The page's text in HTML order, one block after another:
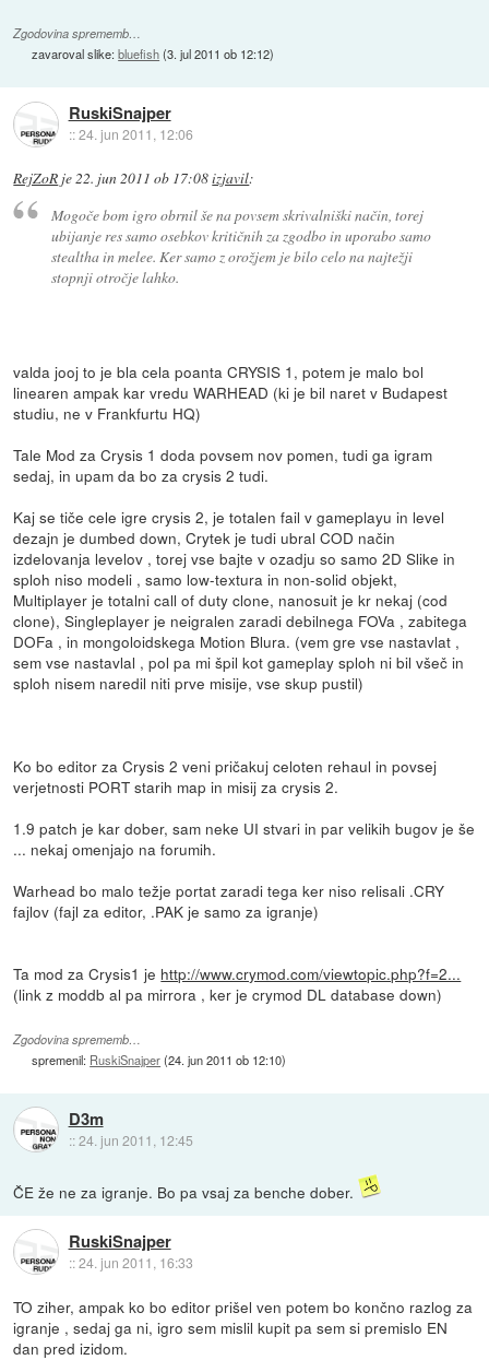
Zgodovina sprememb…
zavaroval slike:bluefish(3. jul 2011 ob 12:12)
RuskiSnajper
::24. jun 2011, 12:06
RejZoR je22. jun 2011 ob 17:08izjavil:
Mogoče bom igro obrnil še na povsem skrivalniški način, torej
ubijanje res samo osebkov kritičnih za zgodbo in uporabo samo
stealtha in melee. Ker samo z orožjem je bilo celo na najtežji
stopnji otročje lahko.
valda jooj to je bla cela poanta CRYSIS 1, potem je malo bol
linearen ampak kar vredu WARHEAD (ki je bil naret v Budapest
studiu, ne v Frankfurtu HQ)
Tale Mod za Crysis 1 doda povsem nov pomen, tudi ga igram
sedaj, in upam da bo za crysis 2 tudi.
Kaj se tiče cele igre crysis 2, je totalen fail v gameplayu in level
dezajn je dumbed down, Crytek je tudi ubral COD način
izdelovanja levelov , torej vse bajte v ozadju so samo 2D Slike in
sploh niso modeli , samo low-textura in non-solid objekt,
Multiplayer je totalni call of duty clone, nanosuit je kr nekaj (cod
clone), Singleplayer je neigralen zaradi debilnega FOVa , zabitega
DOFa , in mongoloidskega Motion Blura. (vem gre vse nastavlat ,
sem vse nastavlal , pol pa mi špil kot gameplay sploh ni bil všeč in
sploh nisem naredil niti prve misije, vse skup pustil)
Ko bo editor za Crysis 2 veni pričakuj celoten rehaul in povsej
verjetnosti PORT starih map in misij za crysis 2.
1.9 patch je kar dober, sam neke UI stvari in par velikih bugov je še
... nekaj omenjajo na forumih.
Warhead bo malo težje portat zaradi tega ker niso relisali .CRY
fajlov (fajl za editor, .PAK je samo za igranje)
Ta mod za Crysis1 je http://www.crymod.com/viewtopic.php?f=2...
(link z moddb al pa mirrora , ker je crymod DL database down)
Zgodovina sprememb…
spremenil: RuskiSnajper(24. jun 2011 ob 12:10)
D3m
::24. jun 2011, 12:45
ČE že ne za igranje. Bo pa vsaj za benche dober.
RuskiSnajper
::24. jun 2011, 16:33
TO ziher, ampak ko bo editor prišel ven potem bo končno razlog za
igranje , sedaj ga ni, igro sem mislil kupit pa sem si premislo EN
dan pred izidom.